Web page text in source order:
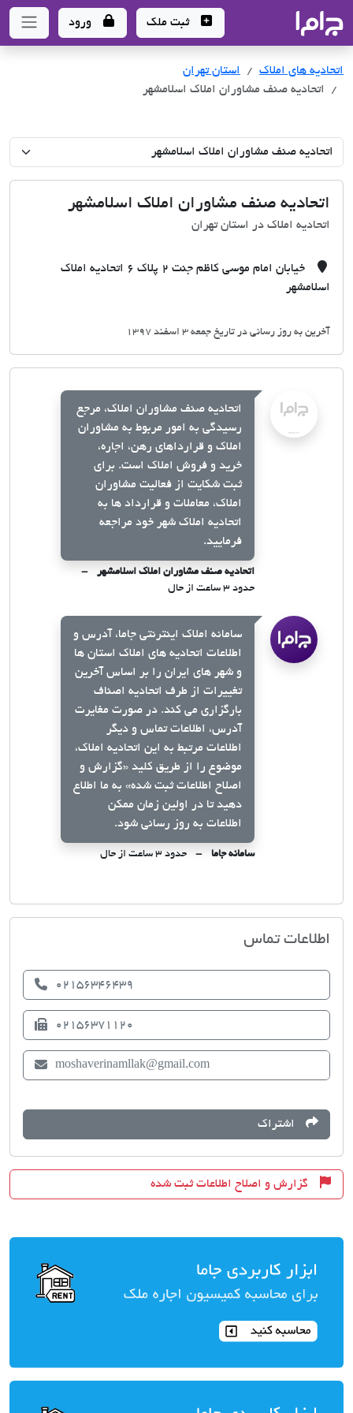
- سامانه جامع املاک و مشاورین املاک
ثبت ملک ورود
اتحادیه های املاک اتحادیه های املاک
استان تهران
اتحادیه صنف مشاوران املاک اسلامشهر
اتحادیه صنف مشاوران املاک اسلامشهر
اتحادیه املاک در استان تهران
خیابان امام موسی کاظم جنت 2 پلاک 6 اتحادیه املاک
اسلامشهر
آخرین به روز رسانی در تاریخ جمعه 3 اسفند 1397
اتحادیه صنف مشاوران املاک، مرجع
رسیدگی به امور مربوط به مشاوران
املاک و قرارداهای رهن، اجاره،
خرید و فروش املاک است. برای
ثبت شکایت از فعالیت مشاوران
املاک، معاملات و قرارداد ها به
اتحادیه املاک شهر خود مراجعه
فرمایید.
اتحادیه صنف مشاوران املاک اسلامشهر
حدود ۳ ساعت از حال
سامانه املاک اینترنتی جاما، آدرس و
اطلاعات اتحادیه های املاک استان ها
و شهر های ایران را بر اساس آخرین
تغییرات از طرف اتحادیه اصناف
بارگزاری می کند. در صورت مغایرت
آدرس، اطلاعات تماس و دیگر
اطلاعات مرتبط به این اتحادیه املاک،
موضوع را از طریق کلید «گزارش و
اصلاح اطلاعات ثبت شده» به ما اطلاع
دهید تا در اولین زمان ممکن
اطلاعات به روز رسانی شود.
سامانه جاما حدود ۳ ساعت از حال
اطلاعات تماس
02156346439
02156371120
moshaverinamllak@gmail.com
اشتراک
گزارش و اصلاح اطلاعات ثبت شده